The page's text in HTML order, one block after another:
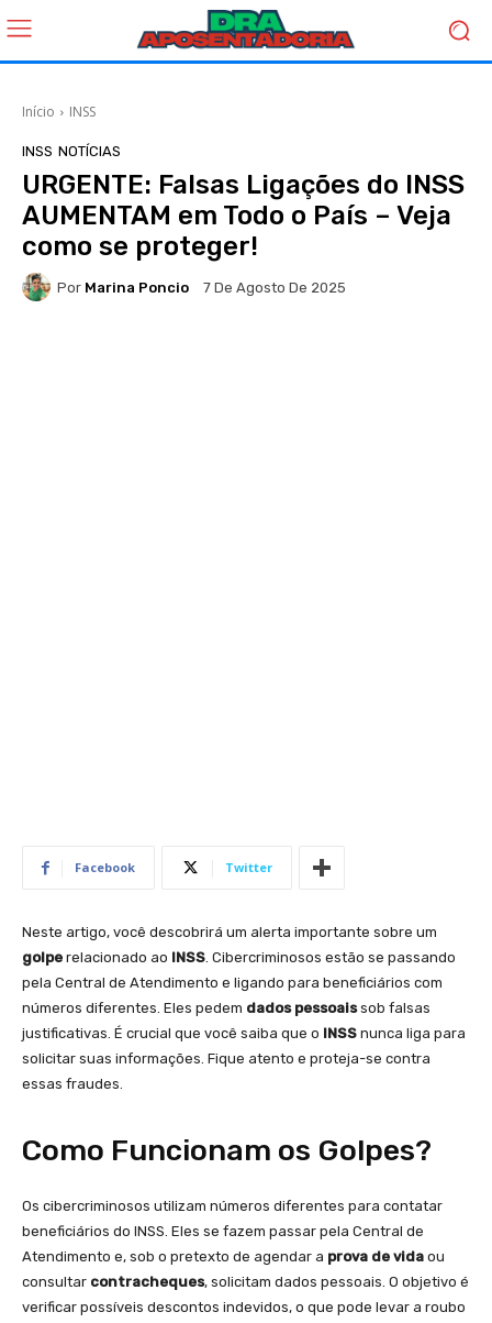
Início INSS
INSS NOTÍCIAS
URGENTE: Falsas Ligações do INSS
AUMENTAM em Todo o País – Veja
como se proteger!
Por Marina Poncio 7 De Agosto De 2025
Facebook Twitter
Neste artigo, você descobrirá um alerta importante sobre um
golpe relacionado ao INSS. Cibercriminosos estão se passando
pela Central de Atendimento e ligando para beneficiários com
números diferentes. Eles pedem dados pessoaissob falsas
justificativas. É crucial que você saiba que o INSS nunca liga para
solicitar suas informações. Fique atento e proteja-se contra
essas fraudes.
Como Funcionam os Golpes?
Os cibercriminosos utilizam números diferentes para contatar
beneficiários do INSS. Eles se fazem passar pela Central de
Atendimento e, sob o pretexto de agendar a prova de vida ou
consultar contracheques, solicitam dados pessoais. O objetivo é
verificar possíveis descontos indevidos, o que pode levar a roubo